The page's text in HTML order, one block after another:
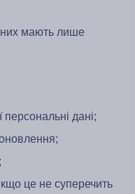
мають лише
дані;
це не суперечить